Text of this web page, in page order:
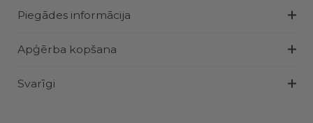
Piegādes informācija
Apģērba kopšana
Svarīgi